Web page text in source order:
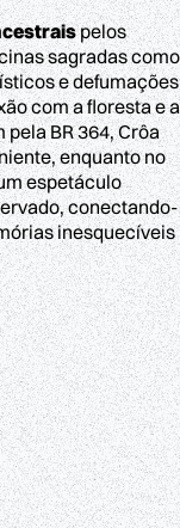
pelos
sagradas como
e defumações
com a floresta e a
BR 364, Crôa
enquanto no
espetáculo
conectando-
inesquecíveis